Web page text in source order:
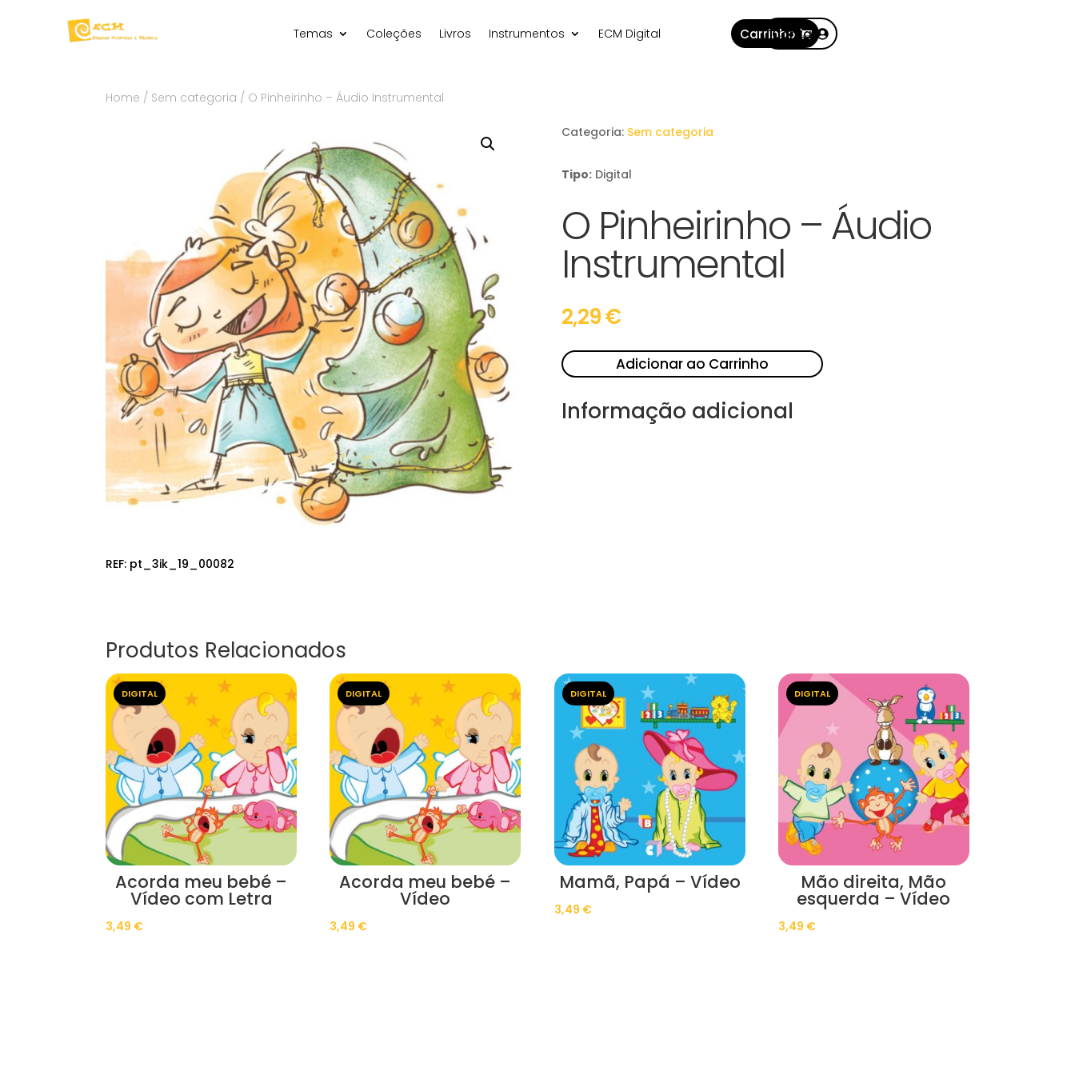
Temas Coleções Livros Instrumentos ECM Digital Carrinho
Conta
Home / Sem categoria / O Pinheirinho – Áudio Instrumental
REF: pt_3ik_19_00082
Categoria: Sem categoria
Tipo: Digital
O Pinheirinho – Áudio
Instrumental
2,29€
Adicionar ao Carrinho
Informação adicional
Produtos Relacionados
DIGITAL
Acorda meu bebé –
Vídeo com Letra
3,49 €
DIGITAL
Acorda meu bebé –
Vídeo
3,49 €
DIGITAL
Mamã, Papá – Vídeo
3,49 €
DIGITAL
Mão direita, Mão
esquerda – Vídeo
3,49 €